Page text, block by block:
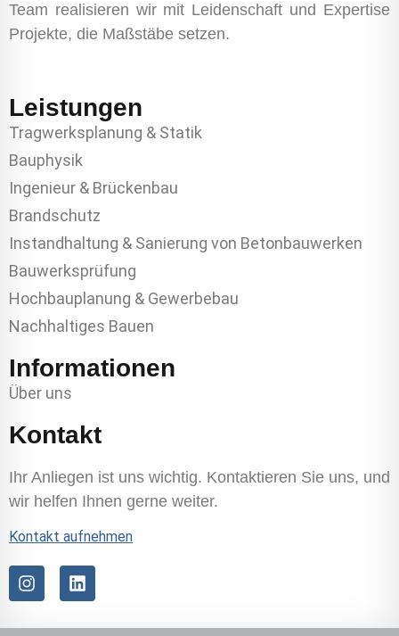
Team realisieren wir mit Leidenschaft und Expertise
Projekte, die Maßstäbe setzen.
Leistungen
Tragwerksplanung & Statik
Bauphysik
Ingenieur & Brückenbau
Brandschutz
Instandhaltung & Sanierung von Betonbauwerken
Bauwerksprüfung
Hochbauplanung & Gewerbebau
Nachhaltiges Bauen
Informationen
Über uns
Kontakt
Ihr Anliegen ist uns wichtig. Kontaktieren Sie uns, und
wir helfen Ihnen gerne weiter.
Kontakt aufnehmen